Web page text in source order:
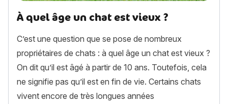
À quel âge un chat est vieux ?
C’est une question que se pose de nombreux
propriétaires de chats : à quel âge un chat est vieux ?
On dit qu’il est âgé à partir de 10 ans. Toutefois, cela
ne signifie pas qu’il est en fin de vie. Certains chats
vivent encore de très longues années